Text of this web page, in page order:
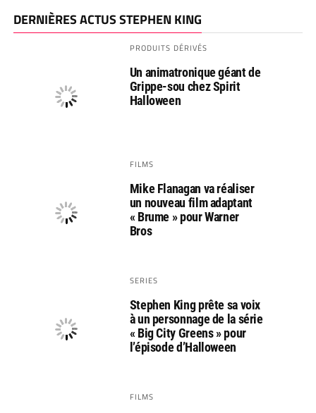
DERNIÈRES ACTUS STEPHEN KING
PRODUITS DÉRIVÉS
Un animatronique géant de
Grippe-sou chez Spirit
Halloween
FILMS
Mike Flanagan va réaliser
un nouveau film adaptant
« Brume » pour Warner
Bros
SERIES
Stephen King prête sa voix
à un personnage de la série
« Big City Greens » pour
l’épisode d’Halloween
FILMS